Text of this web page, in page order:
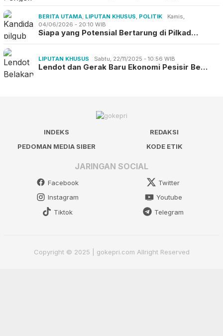
BERITA UTAMA, LIPUTAN KHUSUS, POLITIK
Kamis,
04/06/2026 - 20:10 WIB
Siapa yang Potensial Bertarung di Pilkad…
LIPUTAN KHUSUS Sabtu, 22/11/2025 - 10:56 WIB
Lendot dan Gerak Baru Ekonomi Pesisir Be…
INDEKS
REDAKSI
PEDOMAN MEDIA SIBER
KODE ETIK
JARINGAN SOCIAL
Facebook
Twitter
Instagram
Youtube
Tiktok
Telegram
Copyright © 2025 | gokepri.com Allright Reserved